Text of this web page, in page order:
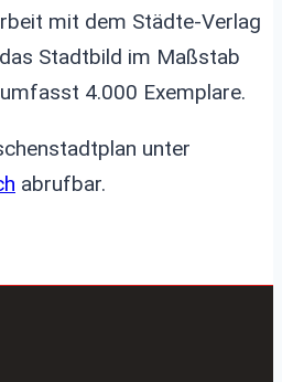
mit dem Städte-Verlag
Stadtbild im Maßstab
4.000 Exemplare.
unter
abrufbar.